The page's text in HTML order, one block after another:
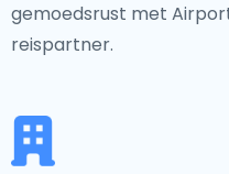
gemoedsrust met
reispartner.